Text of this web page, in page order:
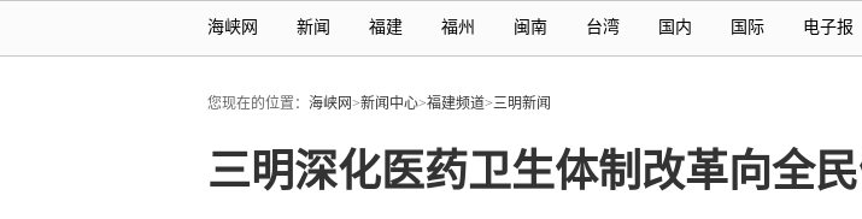
海峡网 新闻 福建 福州 闽南 台湾 国内 国际 电子报
您现在的位置： 海峡网>新闻中心>福建频道>三明新闻
三明深化医药卫生体制改革向全